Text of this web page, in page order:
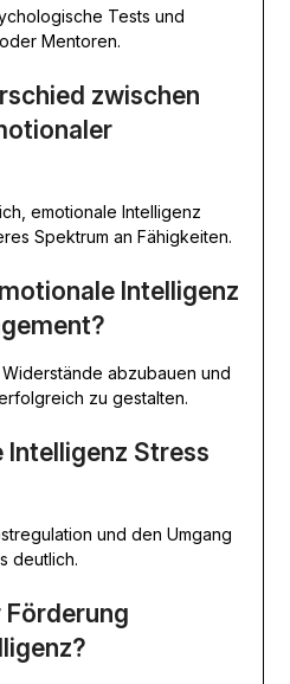
Tests und
Mentoren.
zwischen
emotionale Intelligenz
Spektrum an Fähigkeiten.
Intelligenz
abzubauen und
zu gestalten.
Intelligenz Stress
und den Umgang
deutlich.
Förderung